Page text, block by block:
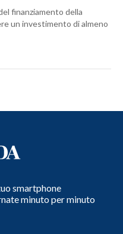
finanziamento della
un investimento di almeno
smartphone
minuto per minuto